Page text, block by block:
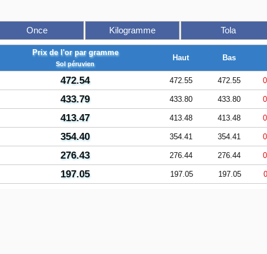
Once Kilogramme Tola
Prix de l'or par gramme
Sol péruvien
Haut Bas
472.54 472.55 472.55
433.79 433.80 433.80
413.47 413.48 413.48
354.40 354.41 354.41
276.43 276.44 276.44
197.05 197.05 197.05